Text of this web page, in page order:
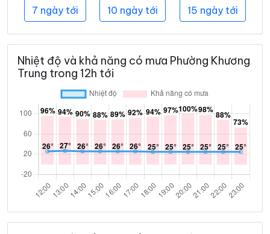
7 ngày tới 10 ngày tới 15 ngày tới
Nhiệt độ và khả năng có mưa Phường Khương
Trung trong 12h tới